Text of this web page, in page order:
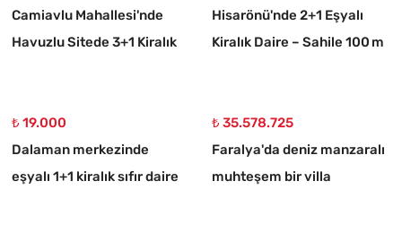
Camiavlu Mahallesi'nde
Havuzlu Sitede 3+1 Kiralık
Hisarönü'nde 2+1 Eşyalı
Kiralık Daire – Sahile 100 m
₺ 19.000
Dalaman merkezinde
eşyalı 1+1 kiralık sıfır daire
₺ 35.578.725
Faralya'da deniz manzaralı
muhteşem bir villa